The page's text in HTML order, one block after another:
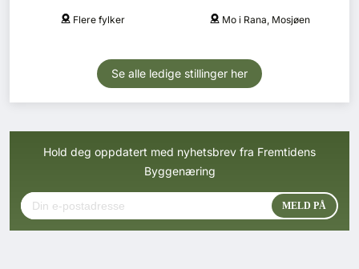
Flere fylker Mo i Rana, Mosjøen
Se alle ledige stillinger her
Hold deg oppdatert med nyhetsbrev fra Fremtidens
Byggenæring